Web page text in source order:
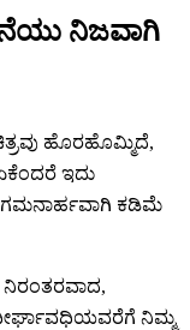
ನಿಜವಾಗಿ
ಹೊರಹೊಮ್ಮಿದೆ,
ಇದು
ಗಮನಾರ್ಹವಾಗಿ ಕಡಿಮೆ
ನಿರಂತರವಾದ,
ನಿಮ್ಮ